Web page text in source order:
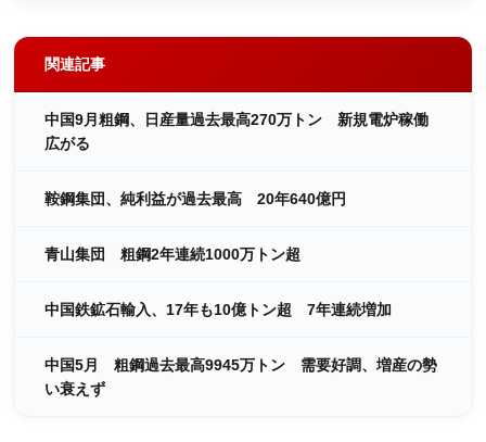
関連記事
中国9月粗鋼、日産量過去最高270万トン 新規電炉稼働
広がる
鞍鋼集団、純利益が過去最高 20年640億円
青山集団 粗鋼2年連続1000万トン超
中国鉄鉱石輸入、17年も10億トン超 7年連続増加
中国5月 粗鋼過去最高9945万トン 需要好調、増産の勢
い衰えず